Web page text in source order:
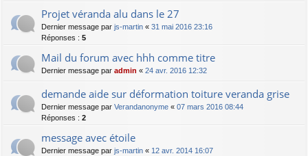
Projet véranda alu dans le 27
Dernier message par js-martin « 31 mai 2016 23:16
Réponses : 5
Mail du forum avec hhh comme titre
Dernier message par admin « 24 avr. 2016 12:32
demande aide sur déformation toiture veranda grise
Dernier message par Verandanonyme « 07 mars 2016 08:44
Réponses : 2
message avec étoile
Dernier message par js-martin « 12 avr. 2014 16:07